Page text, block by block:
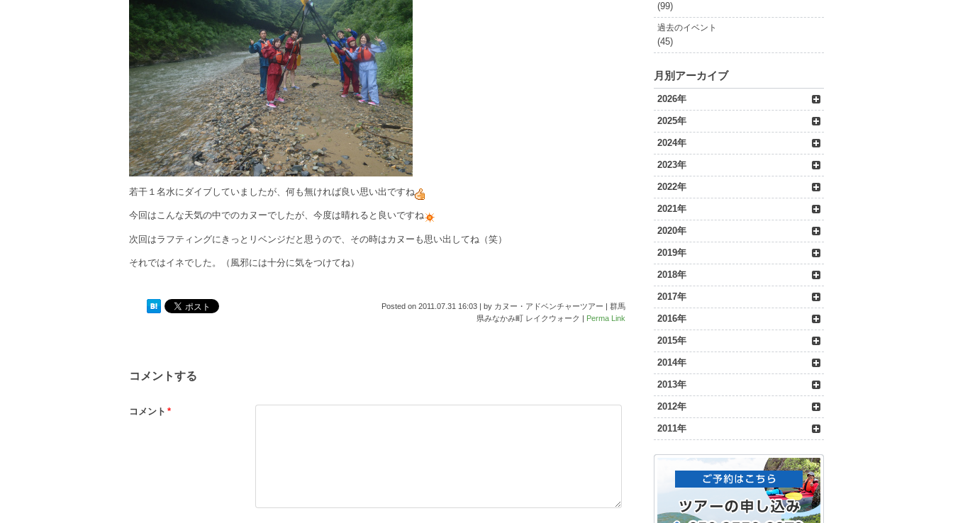
若干１名水にダイブしていましたが、何も無ければ良い思い出ですね
今回はこんな天気の中でのカヌーでしたが、今度は晴れると良いですね
次回はラフティングにきっとリベンジだと思うので、その時はカヌーも思い出してね（笑）
それではイネでした。（風邪には十分に気をつけてね）
Posted on 2011.07.31 16:03 | by カヌー・アドベンチャーツアー | 群馬
県みなかみ町 レイクウォーク | Perma Link
コメントする
コメント *
(99)
過去のイベント
(45)
月別アーカイブ
2026年
2025年
2024年
2023年
2022年
2021年
2020年
2019年
2018年
2017年
2016年
2015年
2014年
2013年
2012年
2011年